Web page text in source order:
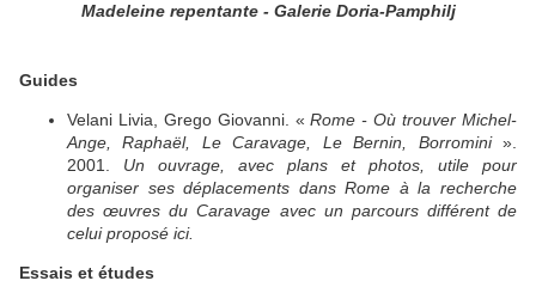
Madeleine repentante - Galerie Doria-Pamphilj
Guides
Velani Livia, Grego Giovanni. «Rome - Où trouver Michel-
Ange, Raphaël, Le Caravage, Le Bernin, Borromini».
2001. Un ouvrage, avec plans et photos, utile pour
organiser ses déplacements dans Rome à la recherche
des œuvres du Caravage avec un parcours différent de
celui proposé ici.
Essais et études